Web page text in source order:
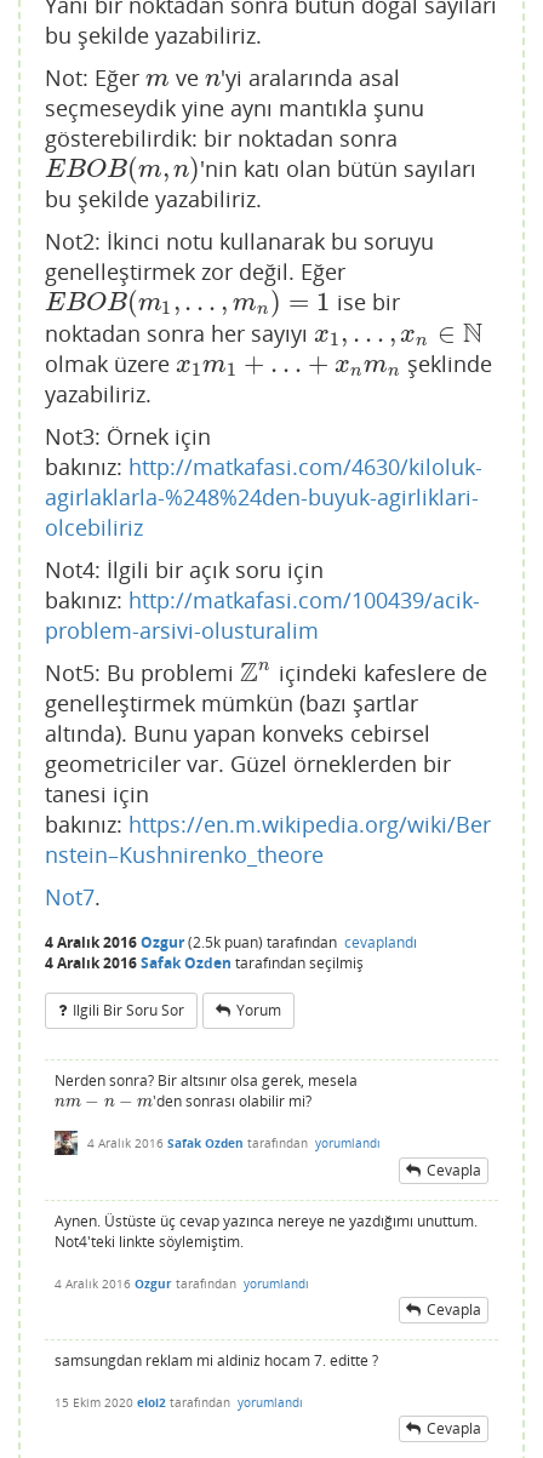
bu şekilde yazabiliriz.
Not: Eğer m
m ven
n'yi aralarında asal
seçmeseydik yine aynı mantıkla şunu
gösterebilirdik: bir noktadan sonra
EBOB(m, n)
EBOB(m,n)
'nin katı olan bütün sayıları
bu şekilde yazabiliriz.
Not2: İkinci notu kullanarak bu soruyu
genelleştirmek zor değil. Eğer
EBOB(m1 ,… , mn ) = 1
EBOB(m1,…, mn = 1
ise bir
noktadan sonra her sayıyı x1, … , xn ∈ N
x1 … x n ∈N
olmak üzere x1m1 + … + xnmn
x1m1+ …+x nmn
şeklinde
yazabiliriz.
Not3: Örnek için
bakınız: http://matkafasi.com/4630/kiloluk-
agirlaklarla-%248%24den-buyuk-agirliklari-
olcebiliriz
Not4: İlgili bir açık soru için
bakınız: http://matkafasi.com/100439/acik-
problem-arsivi-olusturalim
Not5: Bu problemi Zn
Zn içindeki kafeslere de
genelleştirmek mümkün (bazı şartlar
altında). Bunu yapan konveks cebirsel
geometriciler var. Güzel örneklerden bir
tanesi için
bakınız: https://en.m.wikipedia.org/wiki/Ber
nstein–Kushnirenko_theore
Not7.
4 Aralık 2016Ozgur(2.5k puan) tarafından cevaplandı
4 Aralık 2016Safak Ozden tarafındanseçilmiş
Ilgili Bir Soru Sor Yorum
Nerden sonra? Bir altsınır olsa gerek, mesela
nm − n − m
nm− n− m 'den sonrası olabilir mi?
4 Aralık 2016 Safak Ozden tarafından yorumlandı
Cevapla
Aynen. Üstüste üç cevap yazınca nereye ne yazdığımı unuttum.
Not4'teki linkte söylemiştim.
4 Aralık 2016 Ozgur tarafından yorumlandı
Cevapla
samsungdan reklam mi aldiniz hocam 7. editte ?
15 Ekim 2020 eloi2 tarafından yorumlandı
Cevapla